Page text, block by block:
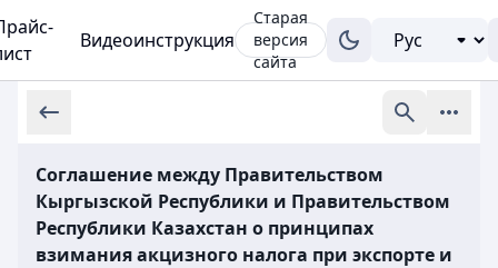
Видеоинструкция
Старая
версия
сайта
Соглашение между Правительством
Кыргызской Республики и Правительством
Республики Казахстан о принципах
взимания акцизного налога при экспорте и